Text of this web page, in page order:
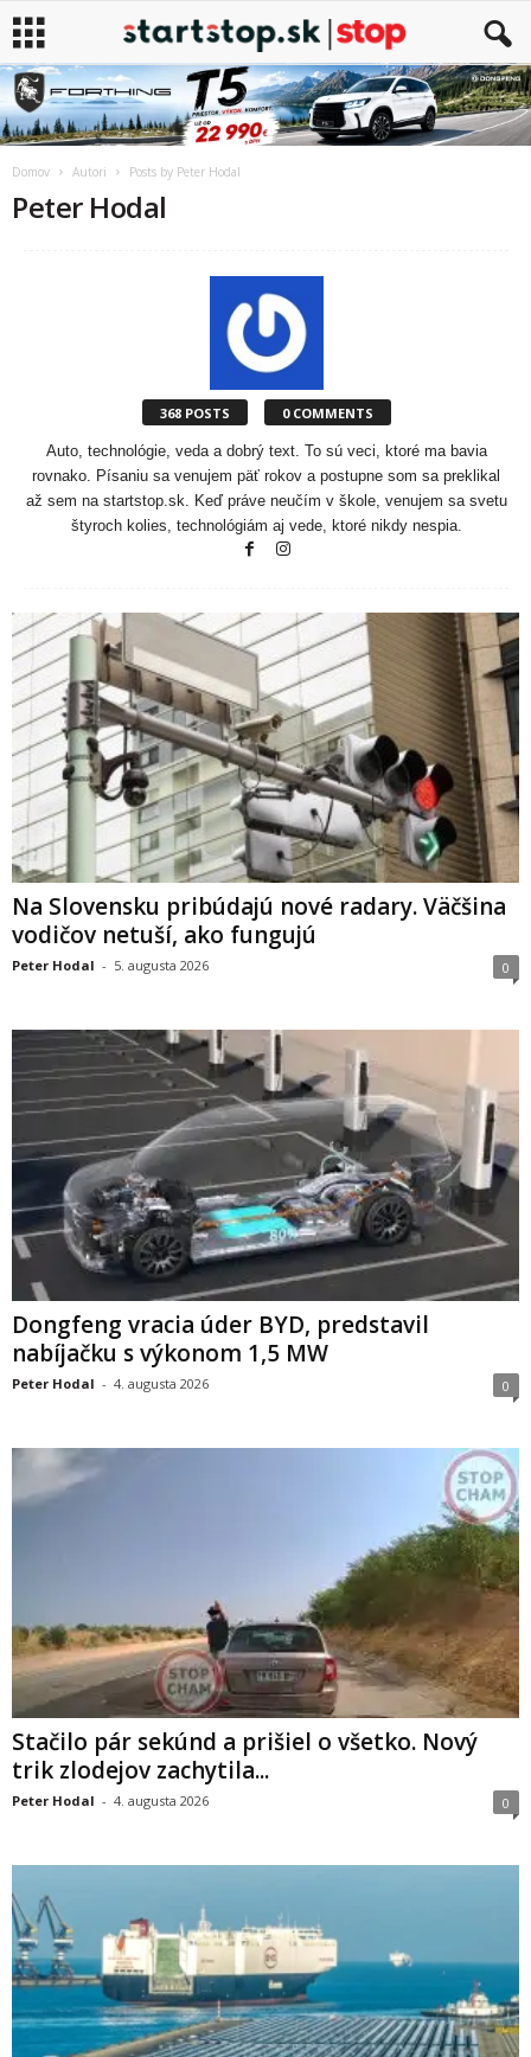
Domov Autori Posts by Peter Hodal
Peter Hodal
368 POSTS 0 COMMENTS
Auto, technológie, veda a dobrý text. To sú veci, ktoré ma bavia
rovnako. Písaniu sa venujem päť rokov a postupne som sa preklikal
až sem na startstop.sk. Keď práve neučím v škole, venujem sa svetu
štyroch kolies, technológiám aj vede, ktoré nikdy nespia.
Na Slovensku pribúdajú nové radary. Väčšina
vodičov netuší, ako fungujú
Peter Hodal - 5. augusta 2026 0
Dongfeng vracia úder BYD, predstavil
nabíjačku s výkonom 1,5 MW
Peter Hodal - 4. augusta 2026 0
Stačilo pár sekúnd a prišiel o všetko. Nový
trik zlodejov zachytila...
Peter Hodal - 4. augusta 2026 0